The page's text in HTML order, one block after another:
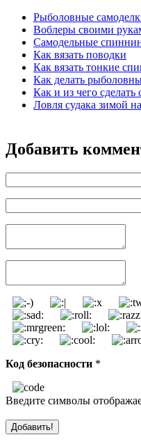
Рыболовные
Воблеры своими
Самодельные
Как вязать поводки
Как вязать тонкие
Как делать
Как и из чего
Ловля судака зимой
Добавить
Код безопасности *
Введите символы